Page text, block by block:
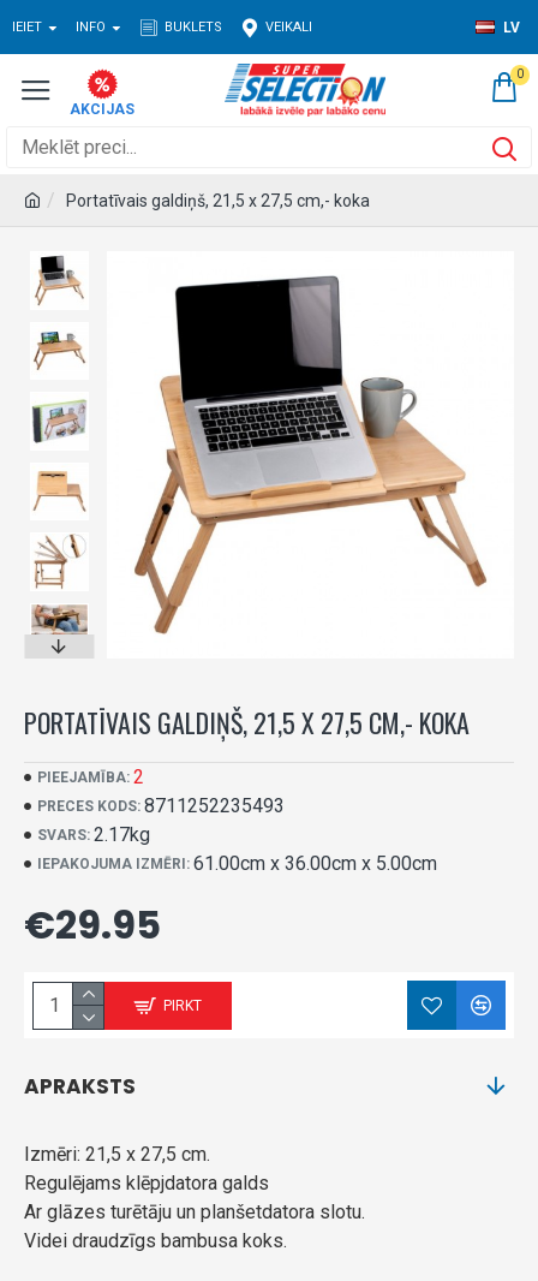
IEIET INFO BUKLETS VEIKALI LV
0
Portatīvais galdiņš, 21,5 x 27,5 cm,- koka
PORTATĪVAIS GALDIŅŠ, 21,5 X 27,5 CM,- KOKA
PIEEJAMĪBA: 2
PRECES KODS: 8711252235493
SVARS: 2.17kg
IEPAKOJUMA IZMĒRI: 61.00cm x 36.00cm x 5.00cm
€29.95
PIRKT
APRAKSTS
Izmēri: 21,5 x 27,5 cm.
Regulējams klēpjdatora galds
Ar glāzes turētāju un planšetdatora slotu.
Videi draudzīgs bambusa koks.